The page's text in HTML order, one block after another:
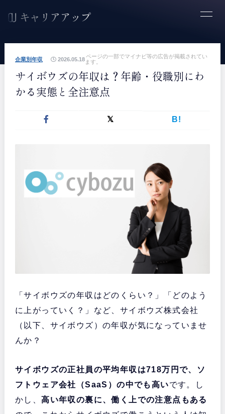
ページの一部でマイナビ等の広告が掲載されてい
ます。
企業別年収 2026.05.18
サイボウズの年収は？年齢・役職別にわ
かる実態と全注意点
B!
「サイボウズの年収はどのくらい？」「どのよう
に上がっていく？」など、サイボウズ株式会社
（以下、サイボウズ）の年収が気になっていませ
んか？
サイボウズの正社員の平均年収は718万円で、ソ
フトウェア会社（SaaS）の中でも高いです。し
かし、高い年収の裏に、働く上での注意点もある